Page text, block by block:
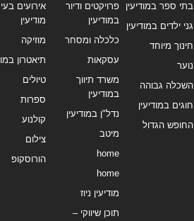
בתי ספר במודיעין
גני ילדים במודיעין
חינוך מיוחד
נוער
השכלה גבוהה
חוגים במודיעין
החופש הגדול
פרויקטים ודיור
במודיעין
כלכלה ומסחר
עסקאות
משרד תיווך
במודיעין
נדל"ן במודיעין
מיטב
home
home
מודיעין ניוז
תוכן שיווקי –
אירועים
מודיעין
מוזיקה
תיאטרון
טיולים
ספרות
קולנוע
צילום
הורוסקופ